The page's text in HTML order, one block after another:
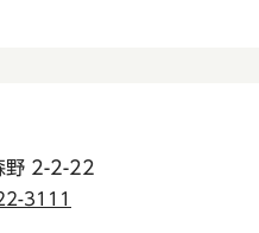
野 2-2-22
3111